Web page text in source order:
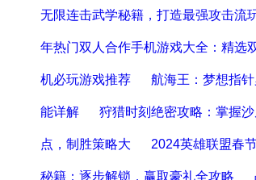
无限连击武学秘籍，打造最强攻击流
年热门双人合作手机游戏大全：精选
机必玩游戏推荐 航海王：梦想指
能详解 狩猎时刻绝密攻略：掌握
点，制胜策略大 2024英雄联盟春
秘籍：逐步解锁，赢取豪礼全攻略